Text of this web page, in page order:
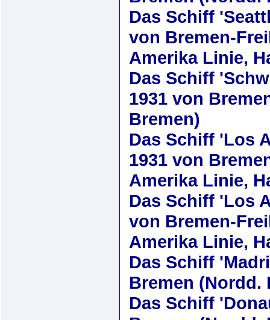
Das Schiff
von Bremen-
Amerika Linie,
Das Schiff
1931 von
Bremen)
Das Schiff 'Los
1931 von
Amerika Linie,
Das Schiff 'Los
von Bremen-
Amerika Linie,
Das Schiff
Bremen (Nordd.
Das Schiff